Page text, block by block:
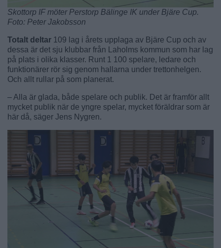
Skottorp IF möter Perstorp Bälinge IK under Bjäre Cup.
Foto: Peter Jakobsson
Totalt deltar 109 lag i årets upplaga av Bjäre Cup och av
dessa är det sju klubbar från Laholms kommun som har lag
på plats i olika klasser. Runt 1 100 spelare, ledare och
funktionärer rör sig genom hallarna under trettonhelgen.
Och allt rullar på som planerat.
– Alla är glada, både spelare och publik. Det är framför allt
mycket publik när de yngre spelar, mycket föräldrar som är
här då, säger Jens Nygren.